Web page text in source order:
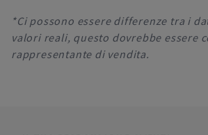
*Ci possono essere differenze tra i
valori reali, questo dovrebbe essere
rappresentante di vendita.